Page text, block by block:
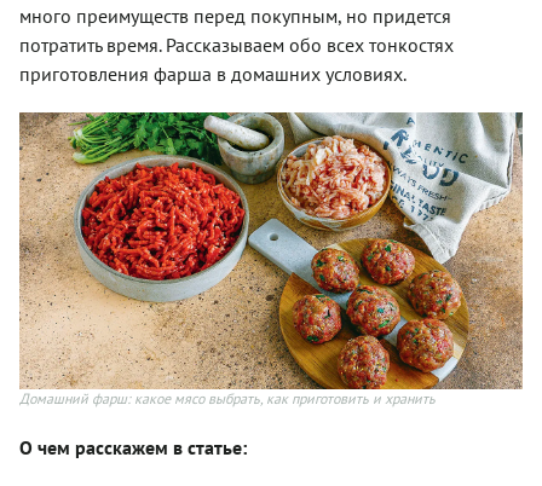
много преимуществ перед покупным, но придется
потратить время. Рассказываем обо всех тонкостях
приготовления фарша в домашних условиях.
Домашний фарш: какое мясо выбрать, как приготовить и хранить
О чем расскажем в статье: